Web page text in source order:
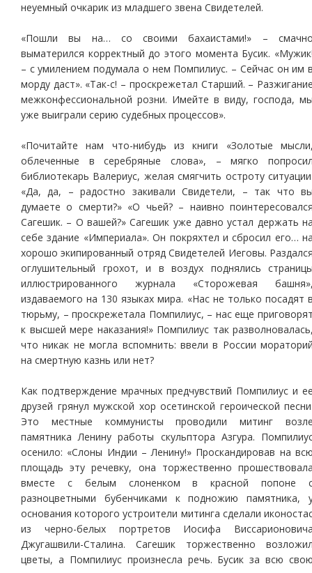
неуемный очкарик из младшего звена Свидетелей.
«Пошли вы на… со своими бахаистами!» –
выматерился корректный до этого момента Бусик.
– с умилением подумала о нем Помпилиус. – Сейчас он им
морду даст». «Так-с! – проскрежетал Старший. –
межконфессиональной розни. Имейте в виду, господа,
уже выиграли серию судебных процессов».
«Почитайте нам что-нибудь из книги «Золотые
облеченные в серебряные слова», – мягко
библиотекарь Валериус, желая смягчить остроту
«Да, да, – радостно закивали Свидетели, – так что
думаете о смерти?» «О чьей? – наивно
Сагешик. – О вашей?» Сагешик уже давно устал держать
себе здание «Империала». Он покряхтел и сбросил его…
хорошо экипированный отряд Свидетелей Иеговы.
оглушительный грохот, и в воздух поднялись
иллюстрированного журнала «Сторожевая
издаваемого на 130 языках мира. «Нас не только посадят
тюрьму, – проскрежетала Помпилиус, – нас еще
к высшей мере наказания!» Помпилиус так
что никак не могла вспомнить: ввели в России
на смертную казнь или нет?
Как подтверждение мрачных предчувствий Помпилиус и
друзей грянул мужской хор осетинской героической
Это местные коммунисты проводили митинг
памятника Ленину работы скульптора Азгура.
осенило: «Слоны Индии – Ленину!» Проскандировав на
площадь эту речевку, она торжественно
вместе с белым слоненком в красной попоне
разноцветными бубенчиками к подножию памятника,
основания которого устроители митинга сделали
из черно-белых портретов Иосифа
Джугашвили-Сталина. Сагешик торжественно
цветы, а Помпилиус произнесла речь. Бусик за всю